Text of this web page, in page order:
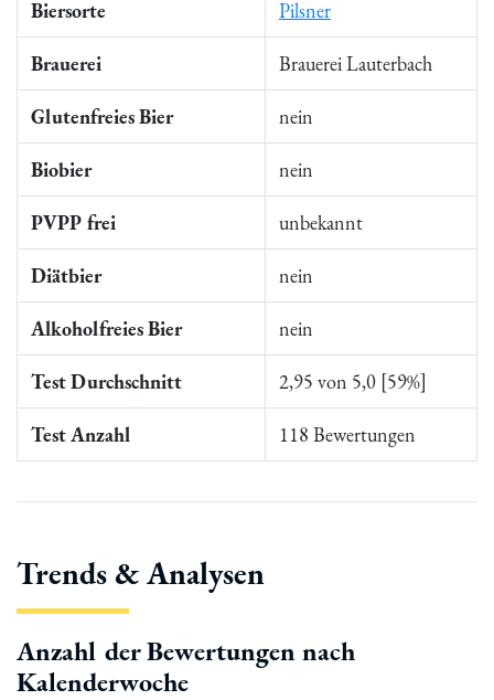
Biersorte Pilsner
Brauerei Brauerei Lauterbach
Glutenfreies Bier nein
Biobier nein
PVPP frei unbekannt
Diätbier nein
Alkoholfreies Bier nein
Test Durchschnitt 2,95 von 5,0 [59%]
Test Anzahl 118 Bewertungen
Trends & Analysen
Anzahl der Bewertungen nach
Kalenderwoche